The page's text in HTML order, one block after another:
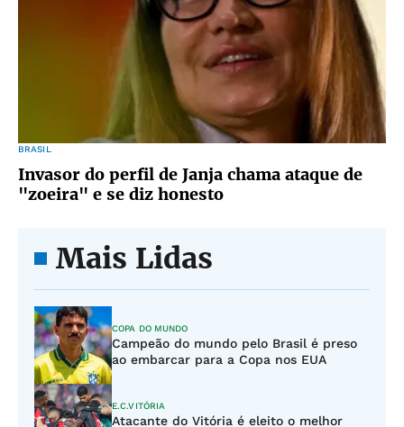
BRASIL
Invasor do perfil de Janja chama ataque de
"zoeira" e se diz honesto
Mais Lidas
COPA DO MUNDO
Campeão do mundo pelo Brasil é preso
ao embarcar para a Copa nos EUA
E.C.VITÓRIA
Atacante do Vitória é eleito o melhor